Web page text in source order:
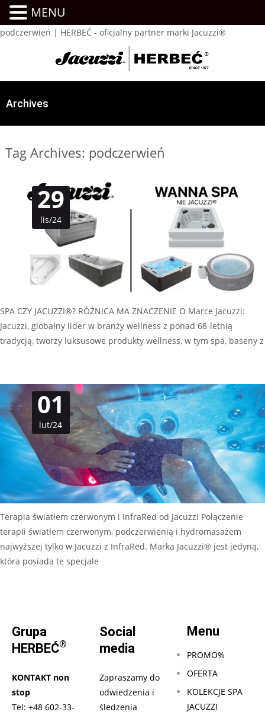
podczerwień | HERBEĆ - oficjalny partner marki Jacuzzi®
Archives
Tag Archives: podczerwień
29
lis/24
SPA CZY JACUZZI®? RÓŻNICA MA ZNACZENIE O Marce Jacuzzi:
Jacuzzi, globalny lider w branży wellness z ponad 68-letnią
tradycją, tworzy luksusowe produkty wellness, w tym spa, baseny z
01
lut/24
Terapia światłem czerwonym i InfraRed od Jacuzzi Połączenie
terapii światłem czerwonym, podczerwienią i hydromasażem
najwyższej tylko w Jacuzzi z InfraRed. Marka Jacuzzi® jest jedyną,
która posiada te specjale
Grupa
HERBEĆ®
KONTAKT non
stop
Tel: +48 602-33-
Social
media
Zapraszamy do
odwiedzenia i
śledzenia
Menu
PROMO%
OFERTA
KOLEKCJE SPA
JACUZZI
MENU